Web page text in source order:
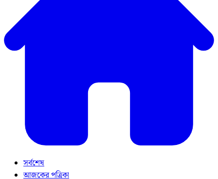
সর্বশেষ
আজকের পত্রিকা